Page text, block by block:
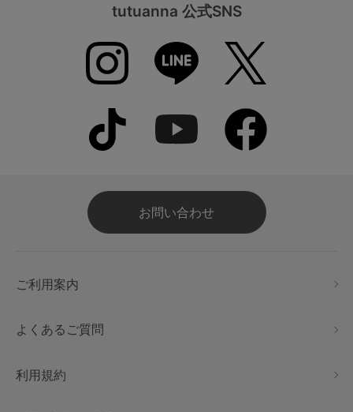
tutuanna 公式SNS
お問い合わせ
ご利用案内
よくあるご質問
利用規約